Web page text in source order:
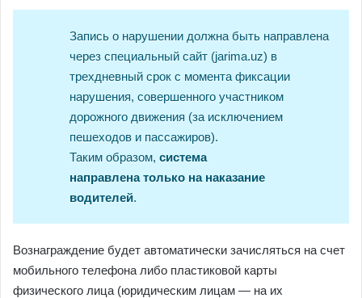
Запись о нарушении должна быть направлена
через специальный сайт (jarima.uz) в
трехдневный срок с момента фиксации
нарушения, совершенного участником
дорожного движения (за исключением
пешеходов и пассажиров).
Таким образом, система
направленатолько на наказание
водителей.
Вознаграждение будет автоматически зачисляться на счет
мобильного телефона либо пластиковой карты
физического лица (юридическим лицам — на их